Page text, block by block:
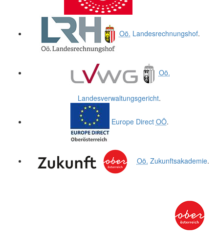
Oö. Landesrechnungshof.
Oö.
Landesverwaltungsgericht.
Europe Direct OÖ.
Oö. Zukunftsakademie.